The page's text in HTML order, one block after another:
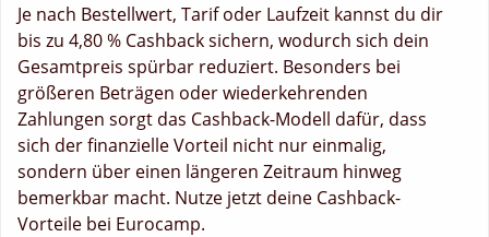
Je nach Bestellwert, Tarif oder Laufzeit kannst du dir
bis zu 4,80 % Cashback sichern, wodurch sich dein
Gesamtpreis spürbar reduziert. Besonders bei
größeren Beträgen oder wiederkehrenden
Zahlungen sorgt das Cashback-Modell dafür, dass
sich der finanzielle Vorteil nicht nur einmalig,
sondern über einen längeren Zeitraum hinweg
bemerkbar macht. Nutze jetzt deine Cashback-
Vorteile bei Eurocamp.